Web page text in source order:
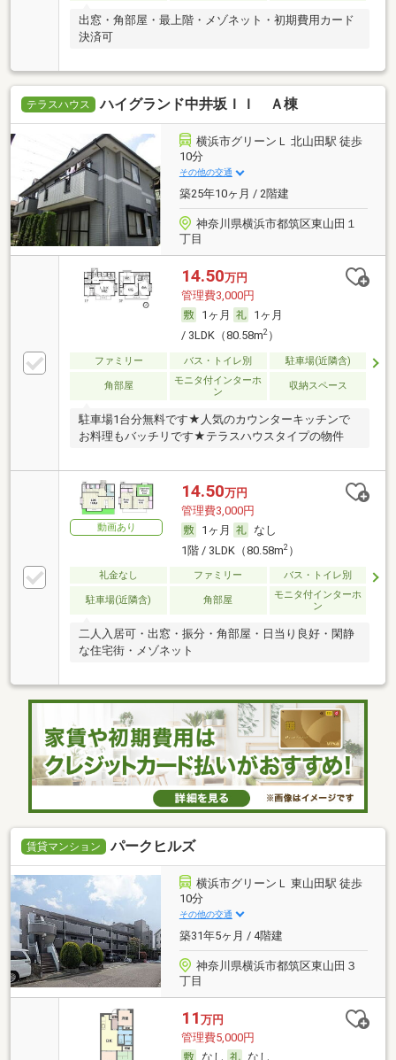
出窓・角部屋・最上階・メゾネット・初期費用カード
決済可
テラスハウス ハイグランド中井坂ＩＩ Ａ棟
横浜市グリーンＬ 北山田駅 徒歩
10分
その他の交通
築25年10ヶ月 / 2階建
神奈川県横浜市都筑区東山田１
丁目
14.50万円
管理費3,000円
1ヶ月
1ヶ月
/ 3LDK（80.58m2）
ファミリー バス・トイレ別 駐車場(近隣含)
角部屋
モニタ付インターホ
ン
収納スペース
駐車場1台分無料です★人気のカウンターキッチンで
お料理もバッチリです★テラスハウスタイプの物件
動画あり
14.50万円
管理費3,000円
1ヶ月
なし
1階 / 3LDK（80.58m2）
礼金なし ファミリー バス・トイレ別
駐車場(近隣含) 角部屋
モニタ付インターホ
ン
二人入居可・出窓・振分・角部屋・日当り良好・閑静
な住宅街・メゾネット
賃貸マンション パークヒルズ
横浜市グリーンＬ 東山田駅 徒歩
10分
その他の交通
築31年5ヶ月 / 4階建
神奈川県横浜市都筑区東山田３
丁目
11 万円
管理費5,000円
なし
なし